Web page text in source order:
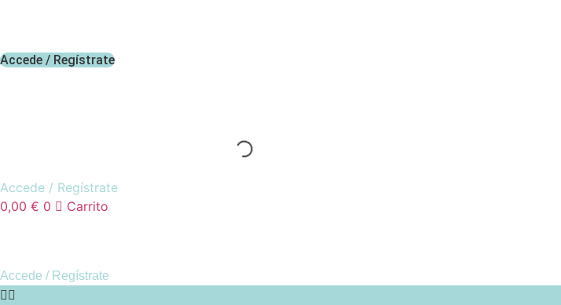
Accede / Regístrate
Accede / Regístrate
0,00 € 0 Carrito
Accede / Regístrate